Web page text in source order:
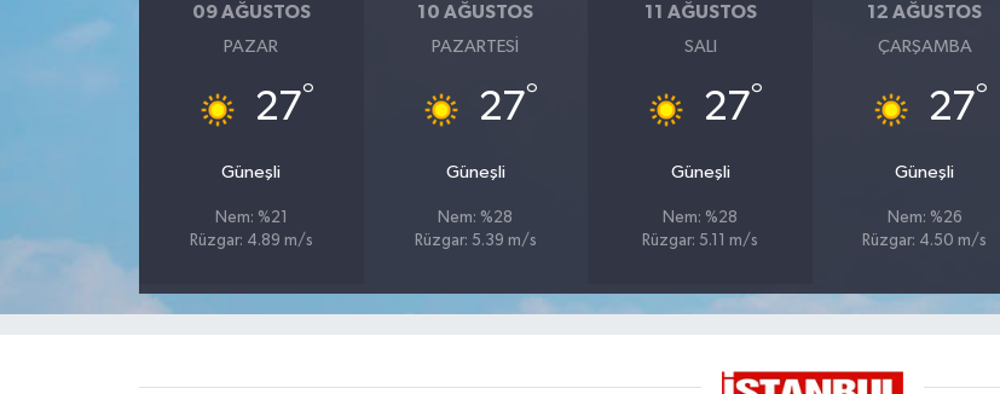
09 AĞUSTOS
PAZAR
27°
Güneşli
Nem: %21
Rüzgar: 4.89 m/s
10 AĞUSTOS
PAZARTESI
27°
Güneşli
Nem: %28
Rüzgar: 5.39 m/s
11 AĞUSTOS
SALI
27°
Güneşli
Nem: %28
Rüzgar: 5.11 m/s
12 AĞUSTOS
ÇARŞAMBA
27°
Güneşli
Nem: %26
Rüzgar: 4.50 m/s